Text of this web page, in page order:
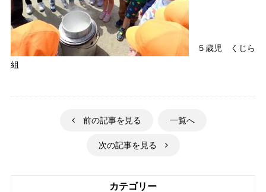
５歳児 くじら
組
前の記事を見る 一覧へ
次の記事を見る
カテゴリー